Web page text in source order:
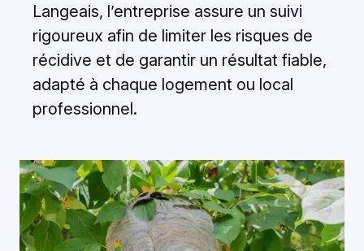
Langeais, l’entreprise assure un suivi
rigoureux afin de limiter les risques de
récidive et de garantir un résultat fiable,
adapté à chaque logement ou local
professionnel.